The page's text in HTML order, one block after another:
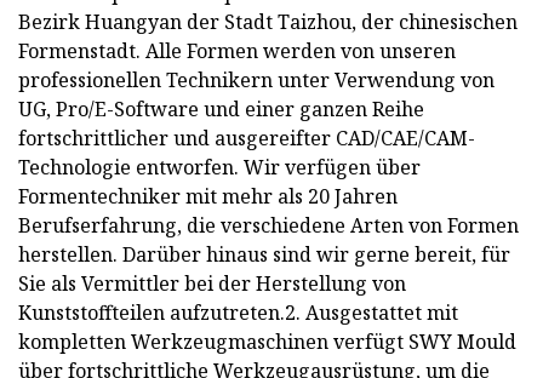
Bezirk Huangyan der Stadt Taizhou, der chinesischen
Formenstadt. Alle Formen werden von unseren
professionellen Technikern unter Verwendung von
UG, Pro/E-Software und einer ganzen Reihe
fortschrittlicher und ausgereifter CAD/CAE/CAM-
Technologie entworfen. Wir verfügen über
Formentechniker mit mehr als 20 Jahren
Berufserfahrung, die verschiedene Arten von Formen
herstellen. Darüber hinaus sind wir gerne bereit, für
Sie als Vermittler bei der Herstellung von
Kunststoffteilen aufzutreten.2. Ausgestattet mit
kompletten Werkzeugmaschinen verfügt SWY Mould
über fortschrittliche Werkzeugausrüstung, um die